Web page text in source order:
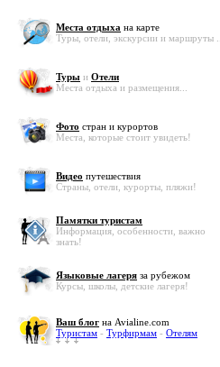
Места отдыха на карте
Туры, отели, экскурсии и маршруты ...
Туры и Отели
Места отдыха и размещения...
Фото стран и курортов
Места, которые стоит увидеть!
Видео путешествия
Страны, отели, курорты, пляжи!
Памятки туристам
Информация, особенности, важно
знать!
Языковые лагеря за рубежом
Курсы, школы, детские лагеря!
Ваш блог на Avialine.com
Туристам - Турфирмам - Отелям